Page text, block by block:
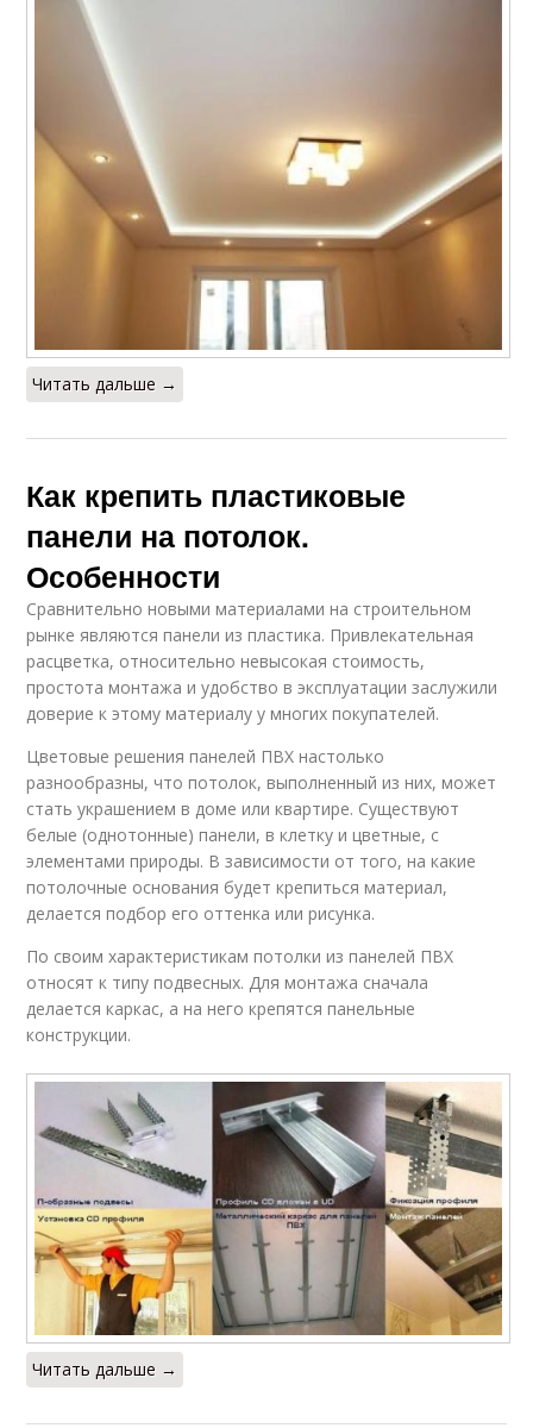
Читать дальше →
Как крепить пластиковые
панели на потолок.
Особенности
Сравнительно новыми материалами на строительном
рынке являются панели из пластика. Привлекательная
расцветка, относительно невысокая стоимость,
простота монтажа и удобство в эксплуатации заслужили
доверие к этому материалу у многих покупателей.
Цветовые решения панелей ПВХ настолько
разнообразны, что потолок, выполненный из них, может
стать украшением в доме или квартире. Существуют
белые (однотонные) панели, в клетку и цветные, с
элементами природы. В зависимости от того, на какие
потолочные основания будет крепиться материал,
делается подбор его оттенка или рисунка.
По своим характеристикам потолки из панелей ПВХ
относят к типу подвесных. Для монтажа сначала
делается каркас, а на него крепятся панельные
конструкции.
Читать дальше →